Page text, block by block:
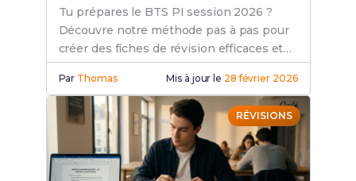
Tu prépares le BTS PI session 2026 ?
Découvre notre méthode pas à pas pour
créer des fiches de révision efficaces et
décrocher ton diplôme. Conseils +
exemples.
Par Thomas Mis à jour le 28 février 2026
RÉVISIONS